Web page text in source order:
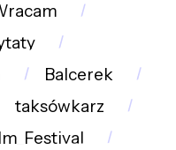
Balcerek
taksówkarz